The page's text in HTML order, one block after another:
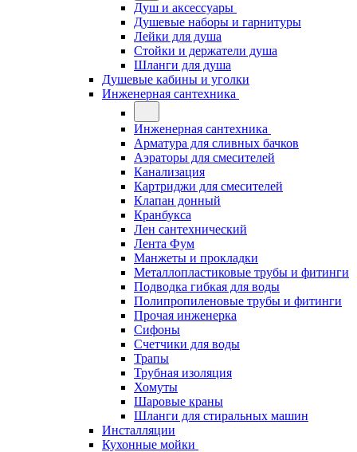
Душ и аксессуары
Душевые наборы и гарнитуры
Лейки для душа
Стойки и держатели душа
Шланги для душа
Душевые кабины и уголки
Инженерная сантехника
Инженерная сантехника
Арматура для сливных бачков
Аэраторы для смесителей
Канализация
Картриджи для смесителей
Клапан донный
Кранбукса
Лен сантехнический
Лента Фум
Манжеты и прокладки
Металлопластиковые трубы и фитинги
Подводка гибкая для воды
Полипропиленовые трубы и фитинги
Прочая инженерка
Сифоны
Счетчики для воды
Трапы
Трубная изоляция
Хомуты
Шаровые краны
Шланги для стиральных машин
Инсталляции
Кухонные мойки